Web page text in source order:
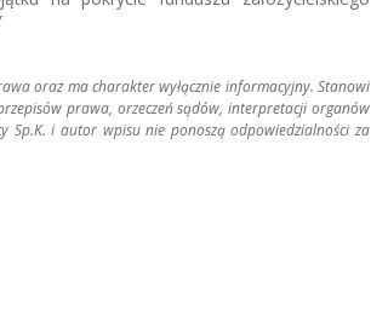
oraz ma charakter wyłącznie informacyjny. Stanowi
prawa, orzeczeń sądów, interpretacji organów
Sp.K. i autor wpisu nie ponoszą odpowiedzialności za